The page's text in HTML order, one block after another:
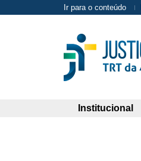
Ir para o conteúdo
Institucional